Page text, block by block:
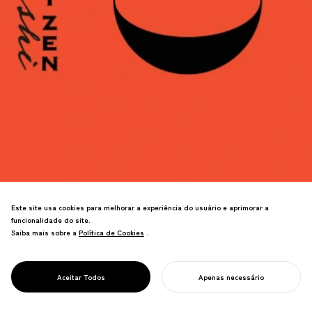
PROJECT
ECHIZEN URUSHI
com Toyo Ink revoluciona a indústria de
artesanato tradicional.
Este site usa cookies para melhorar a experiência do usuário e aprimorar a
funcionalidade do site.
Saiba mais sobre a Política de Cookies
Política de Cookies .
Aceitar Todos Apenas necessário